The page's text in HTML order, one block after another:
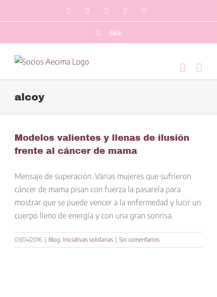
al
FacebookLinkedInTwitterYouTubeCorreo
Salir
alcoy
Modelos valientes y llenas de ilusión
frente al cáncer de mama
Mensaje de superación. Varias mujeres que sufrieron
cáncer de mama pisan con fuerza la pasarela para
mostrar que se puede vencer a la enfermedad y lucir un
cuerpo lleno de energía y con una gran sonrisa.
03/04/2016 | Blog, Iniciativas solidarias | Sin comentarios